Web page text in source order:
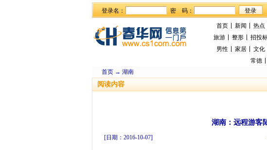
登录名： 密 码：
首页 新闻 热点
旅游
整形 招投
男性
家居 文化
常德
首页→ 湖南
阅读内容
湖南：远程游客
[日期：2016-10-07]